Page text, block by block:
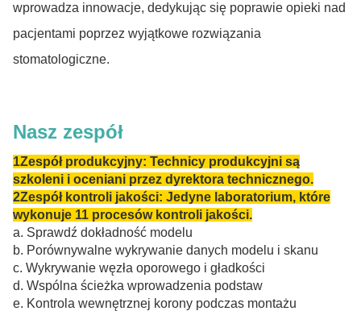
wprowadza innowacje, dedykując się poprawie opieki nad
pacjentami poprzez wyjątkowe rozwiązania
stomatologiczne.
Nasz zespół
1Zespół produkcyjny: Technicy produkcyjni są
szkoleni i oceniani przez dyrektora technicznego.
2Zespół kontroli jakości: Jedyne laboratorium, które
wykonuje 11 procesów kontroli jakości.
a. Sprawdź dokładność modelu
b. Porównywalne wykrywanie danych modelu i skanu
c. Wykrywanie węzła oporowego i gładkości
d. Wspólna ścieżka wprowadzenia podstaw
e. Kontrola wewnętrznej korony podczas montażu